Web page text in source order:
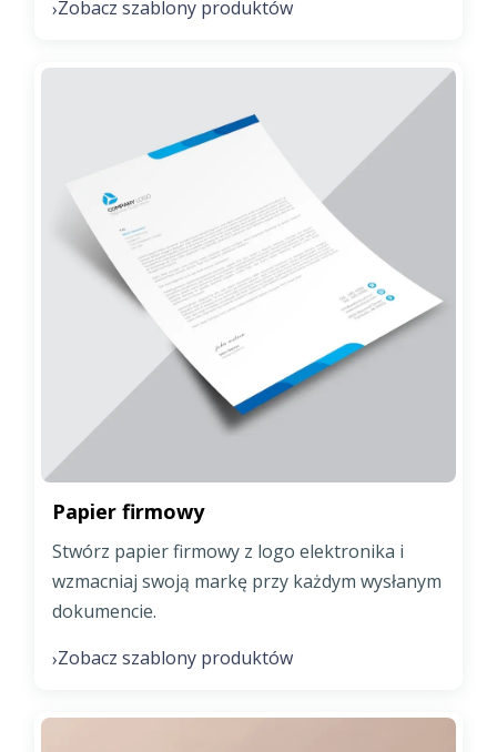
›Zobacz szablony produktów
Papier firmowy
Stwórz papier firmowy z logo elektronika i
wzmacniaj swoją markę przy każdym wysłanym
dokumencie.
›Zobacz szablony produktów